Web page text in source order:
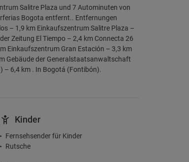
Salitre Plaza und 7 Autominuten von
Bogota entfernt.. Entfernungen
– 1,9 km Einkaufszentrum Salitre Plaza –
Zeitung El Tiempo – 2,4 km Connecta 26
Einkaufszentrum Gran Estación – 3,3 km
Gebäude der Generalstaatsanwaltschaft
– 6,4 km . In Bogotá (Fontibón).
Kinder
Fernsehsender für Kinder
Rutsche